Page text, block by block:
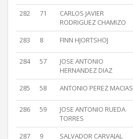
282 71
CARLOS JAVIER
RODRIGUEZ CHAMIZO
283 8 FINN HJORTSHOJ
284 57
JOSE ANTONIO
HERNANDEZ DIAZ
285 58 ANTONIO PEREZ MACIAS
286 59
JOSE ANTONIO RUEDA
TORRES
287 9
SALVADOR CARVAJAL